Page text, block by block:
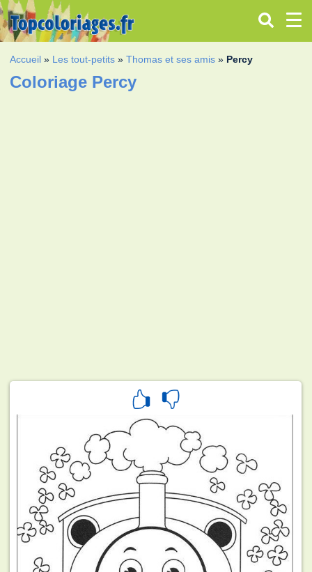
Accueil » Les tout-petits »Thomas et ses amis » Percy
Coloriage Percy